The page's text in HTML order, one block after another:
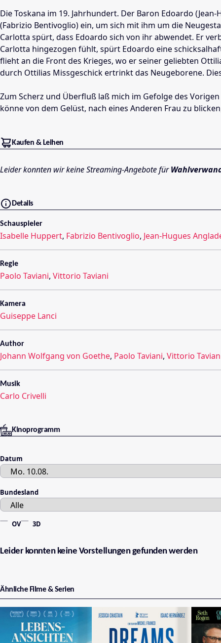
Die Toskana im 19. Jahrhundert. Der Baron Edoardo
(Fabrizio Bentivoglio) ein, um sich mit ihm um die
Carlotta spürt, dass Edoardo sich von ihr abwendet. Er
Carlotta hingezogen fühlt, spürt Edoardo eine
flieht an die Front des Krieges, wo er seiner geliebten
durch Ottilias Missgeschick ertrinkt das Neugeborene.
Zum Scherz und Überfluß laß mich im Gefolge des
könne von dem Gelüst, nach eines Anderen Frau zu
Kaufen & Leihen
Leider konnten wir keine Streaming-Angebote für
Details
Schauspieler
Isabelle Huppert, Fabrizio Bentivoglio, Jean-Hugues
Regie
Paolo Taviani, Vittorio Taviani
Kamera
Guiseppe Lanci
Author
Johann Wolfgang von Goethe, Paolo Taviani, Vittorio
Musik
Carlo Crivelli
Kinoprogramm
Datum
Bundesland
OV 3D
Leider konnten keine Vorstellungen gefunden werden
Ähnliche Filme & Serien